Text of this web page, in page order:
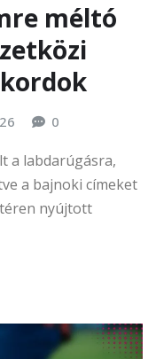
méltó
0
a labdarúgásra,
a bajnoki címeket
nyújtott